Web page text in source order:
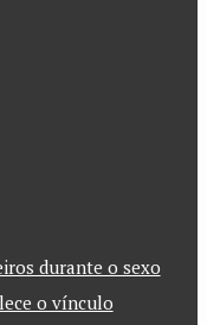
durante o sexo
o vínculo